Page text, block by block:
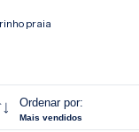
praia
Ordenar por:
Mais vendidos